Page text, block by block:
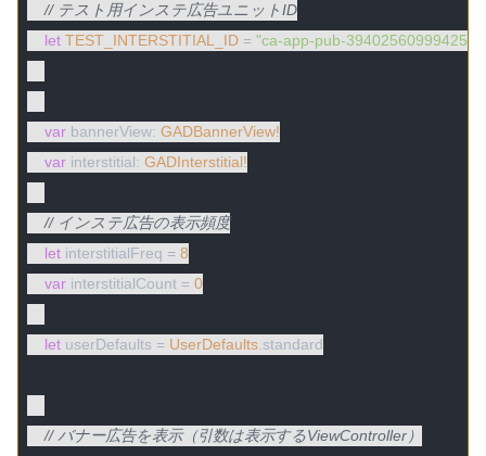
// テスト用インステ広告ユニットID
let TEST_INTERSTITIAL_ID = "ca-app-pub-
var bannerView: GADBannerView!
var interstitial: GADInterstitial!
// インステ広告の表示頻度
let interstitialFreq = 8
var interstitialCount = 0
let userDefaults = UserDefaults.standard
// バナー広告を表示（引数は表示するViewController）